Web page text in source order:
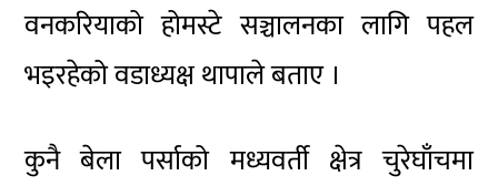
वनकरियाको होमस्टे सञ्चालनका लागि पहल
भइरहेको वडाध्यक्ष थापाले बताए ।
कुनै बेला पर्साको मध्यवर्ती क्षेत्र चुरेघाँचमा